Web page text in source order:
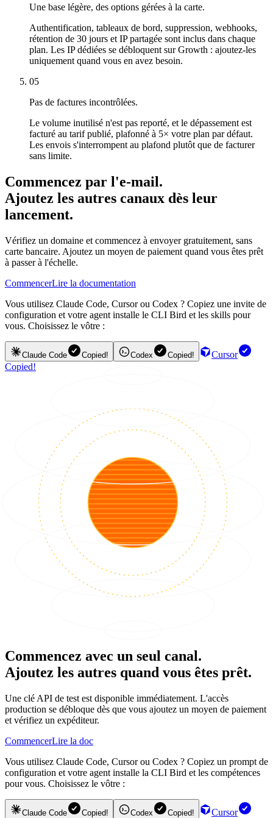
Une base légère, des options gérées à la carte.
Authentification, tableaux de bord, suppression, webhooks,
rétention de 30 jours et IP partagée sont inclus dans chaque
plan. Les IP dédiées se débloquent sur Growth : ajoutez-les
uniquement quand vous en avez besoin.
05
Pas de factures incontrôlées.
Le volume inutilisé n'est pas reporté, et le dépassement est
facturé au tarif publié, plafonné à 5× votre plan par défaut.
Les envois s'interrompent au plafond plutôt que de facturer
sans limite.
Commencez par l'e-mail.
Ajoutez les autres canaux dès leur
lancement.
Vérifiez un domaine et commencez à envoyer gratuitement, sans
carte bancaire. Ajoutez un moyen de paiement quand vous êtes prêt
à passer à l'échelle.
CommencerLire la documentation
Vous utilisez Claude Code, Cursor ou Codex ? Copiez une invite de
configuration et votre agent installe le CLI Bird et les skills pour
vous. Choisissez le vôtre :
Claude Code Copied! Codex Copied!
Cursor
Copied!
Commencez avec un seul canal.
Ajoutez les autres quand vous êtes prêt.
Une clé API de test est disponible immédiatement. L'accès
production se débloque dès que vous ajoutez un moyen de paiement
et vérifiez un expéditeur.
CommencerLire la doc
Vous utilisez Claude Code, Cursor ou Codex ? Copiez un prompt de
configuration et votre agent installe la CLI Bird et les compétences
pour vous. Choisissez le vôtre :
Claude Code Copied! Codex Copied!
Cursor